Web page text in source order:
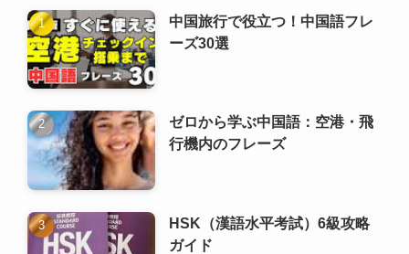
中国旅行で役立つ！中国語フレ
ーズ30選
ゼロから学ぶ中国語：空港・飛
行機内のフレーズ
HSK（漢語水平考試）6級攻略
ガイド